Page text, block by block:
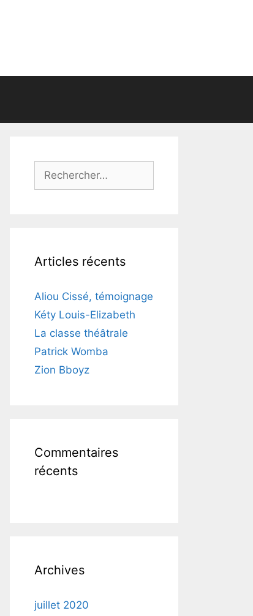
Articles récents
Aliou Cissé, témoignage
Kéty Louis-Elizabeth
La classe théâtrale
Patrick Womba
Zion Bboyz
Commentaires
récents
Archives
juillet 2020